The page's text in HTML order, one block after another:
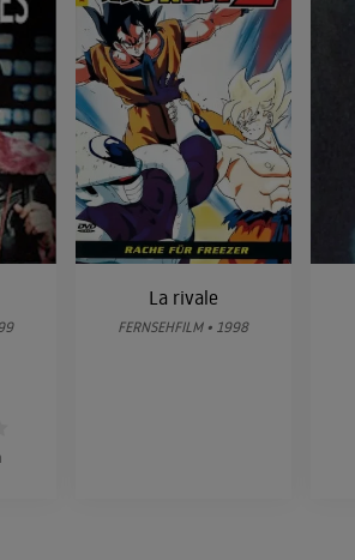
La rivale
FERNSEHFILM • 1998